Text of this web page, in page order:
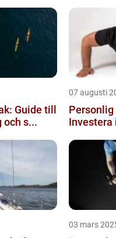
Guide till
och s...
07 augusti
Personlig
Investera
03 mars